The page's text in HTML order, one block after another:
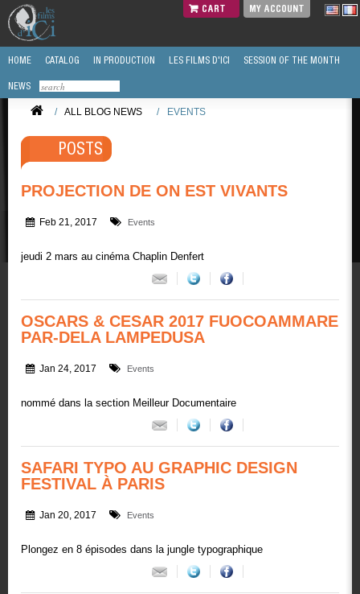
CART MY ACCOUNT
HOME CATALOG IN PRODUCTION LES FILMS D'ICI SESSION OF THE MONTH
NEWS
/ ALL BLOG NEWS / EVENTS
POSTS
PROJECTION DE ON EST VIVANTS
Feb 21, 2017 Events
jeudi 2 mars au cinéma Chaplin Denfert
OSCARS & CESAR 2017 FUOCOAMMARE
PAR-DELA LAMPEDUSA
Jan 24, 2017 Events
nommé dans la section Meilleur Documentaire
SAFARI TYPO AU GRAPHIC DESIGN
FESTIVAL À PARIS
Jan 20, 2017 Events
Plongez en 8 épisodes dans la jungle typographique